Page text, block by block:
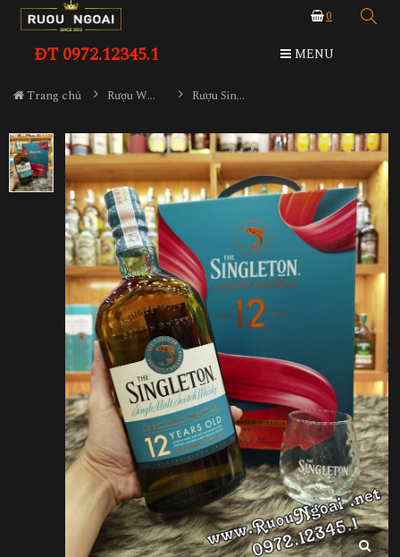
0
ĐT 0972.12345.1 MENU
Trang chủ Rượu Whisky Rượu Singleton 12YO Hộp Quà 2026